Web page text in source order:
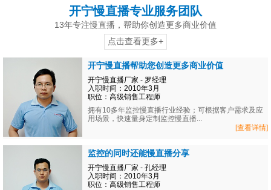
开宁慢直播专业服务团队
13年专注慢直播，帮助你创造更多商业价值
点击查看更多+
开宁慢直播帮助您创造更多商业价值
开宁慢直播厂家 - 罗经理
入职时间：2010年3月
职位：高级销售工程师
拥有10多年监控慢直播行业经验；可根据客户需求及应
用场景，快速量身定制监控慢直播...
[查看详情]
监控的同时还能慢直播分享
开宁慢直播厂家 - 孔经理
入职时间：2010年3月
职位：高级销售工程师